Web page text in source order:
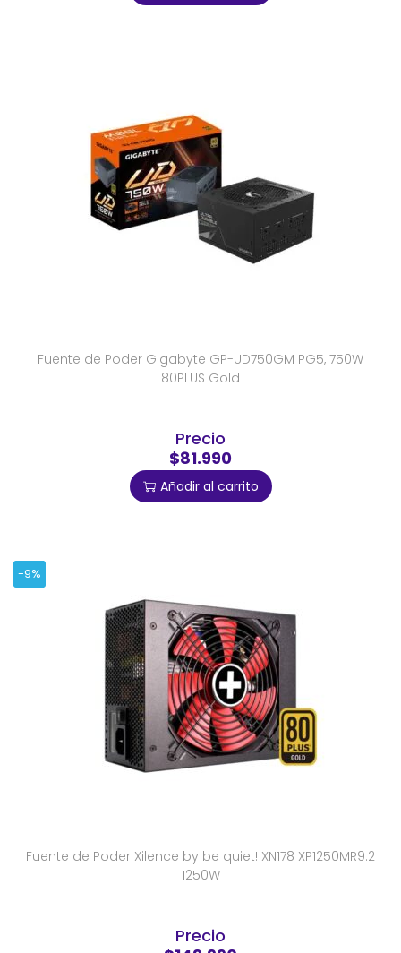
Fuente de Poder Gigabyte GP-UD750GM PG5, 750W
80PLUS Gold
Precio
$81.990
Añadir al carrito
-9%
Fuente de Poder Xilence by be quiet! XN178 XP1250MR9.2
1250W
Precio